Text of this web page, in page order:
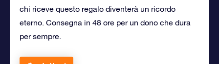
chi riceve questo regalo diventerà un ricordo
eterno. Consegna in 48 ore per un dono che dura
per sempre.